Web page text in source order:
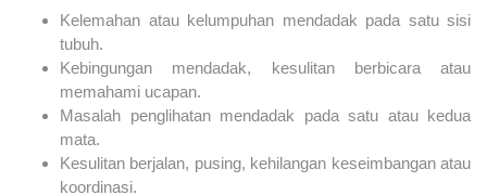
Kelemahan atau kelumpuhan mendadak pada satu sisi
tubuh.
Kebingungan mendadak, kesulitan berbicara atau
memahami ucapan.
Masalah penglihatan mendadak pada satu atau kedua
mata.
Kesulitan berjalan, pusing, kehilangan keseimbangan atau
koordinasi.